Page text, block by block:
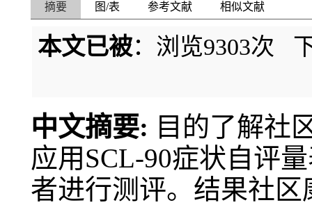
摘要 图/表 参考文献 相似文献
本文已被：浏览9303次
中文摘要: 目的了解社
应用SCL-90症状自评
者进行测评。结果社